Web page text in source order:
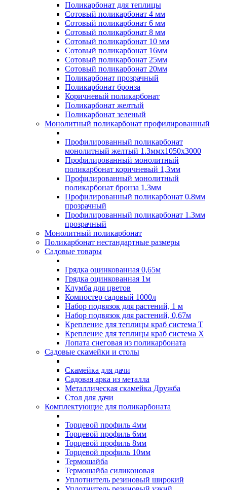
Поликарбонат для теплицы
Сотовый поликарбонат 4 мм
Сотовый поликарбонат 6 мм
Сотовый поликарбонат 8 мм
Сотовый поликарбонат 10 мм
Сотовый поликарбонат 16мм
Сотовый поликарбонат 25мм
Сотовый поликарбонат 20мм
Поликарбонат прозрачный
Поликарбонат бронза
Коричневый поликарбонат
Поликарбонат желтый
Поликарбонат зеленый
Монолитный поликарбонат профилированный
Профилированный поликарбонат
монолитный желтый 1.3ммх1050х3000
Профилированный монолитный
поликарбонат коричневый 1,3мм
Профилированный монолитный
поликарбонат бронза 1.3мм
Профилированный поликарбонат 0.8мм
прозрачный
Профилированный поликарбонат 1.3мм
прозрачный
Монолитный поликарбонат
Поликарбонат нестандартные размеры
Садовые товары
Грядка оцинкованная 0,65м
Грядка оцинкованная 1м
Клумба для цветов
Компостер садовый 1000л
Набор подвязок для растений, 1 м
Набор подвязок для растений, 0,67м
Крепление для теплицы краб система Т
Крепление для теплицы краб система Х
Лопата снеговая из поликарбоната
Садовые скамейки и столы
Скамейка для дачи
Садовая арка из металла
Металлическая скамейка Дружба
Стол для дачи
Комплектующие для поликарбоната
Торцевой профиль 4мм
Торцевой профиль 6мм
Торцевой профиль 8мм
Торцевой профиль 10мм
Термошайба
Термошайба силиконовая
Уплотнитель резиновый широкий